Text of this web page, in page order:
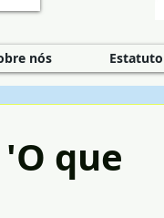
nós Estatuto
que